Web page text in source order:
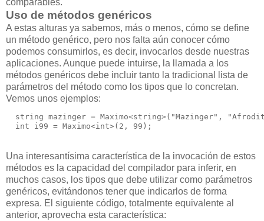
comparables.
Uso de métodos genéricos
A estas alturas ya sabemos, más o menos, cómo se define
un método genérico, pero nos falta aún conocer cómo
podemos consumirlos, es decir, invocarlos desde nuestras
aplicaciones. Aunque puede intuirse, la llamada a los
métodos genéricos debe incluir tanto la tradicional lista de
parámetros del método como los tipos que lo concretan.
Vemos unos ejemplos:
string mazinger = Maximo<string>("Mazinger",
  int i99 = Maximo<int>(2, 99);
Una interesantísima característica de la invocación de estos
métodos es la capacidad del compilador para inferir, en
muchos casos, los tipos que debe utilizar como parámetros
genéricos, evitándonos tener que indicarlos de forma
expresa. El siguiente código, totalmente equivalente al
anterior, aprovecha esta característica: